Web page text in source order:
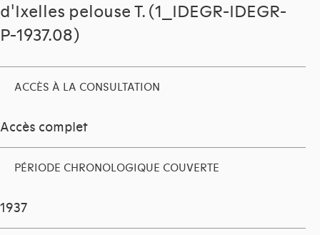
d'Ixelles pelouse T. (1_IDEGR-IDEGR-
P-1937.08)
ACCÈS À LA CONSULTATION
Accès complet
PÉRIODE CHRONOLOGIQUE COUVERTE
1937